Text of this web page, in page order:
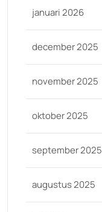
januari 2026
december 2025
november 2025
oktober 2025
september 2025
augustus 2025